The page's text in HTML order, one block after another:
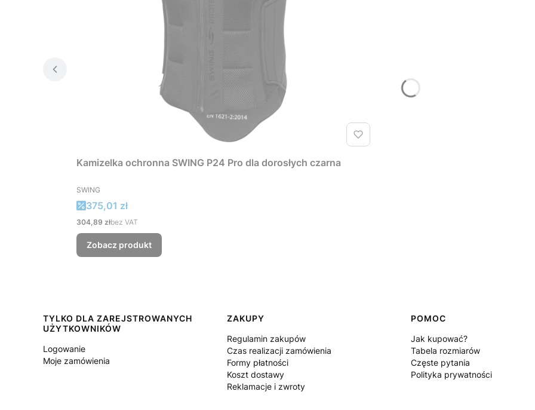
Kamizelka ochronna SWING P24 Pro dla dorosłych czarna
PRODUCENT
SWING
Cena promocyjna
375,01 zł
Cena
304,89 złbez VAT
Zobacz produkt
Linki w stopce
TYLKO DLA ZAREJSTROWANYCH
UŻYTKOWNIKÓW
Logowanie
Moje zamówienia
ZAKUPY
Regulamin zakupów
Czas realizacji zamówienia
Formy płatności
Koszt dostawy
Reklamacje i zwroty
POMOC
Jak kupować?
Tabela rozmiarów
Częste pytania
Polityka prywatności